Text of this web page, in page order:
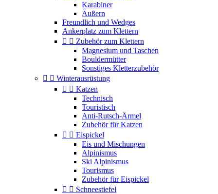
Karabiner
Äußern
Freundlich und Wedges
Ankerplatz zum Klettern
  Zubehör zum Klettern
Magnesium und Taschen
Bouldermütter
Sonstiges Kletterzubehör
  Winterausrüstung
  Katzen
Technisch
Touristisch
Anti-Rutsch-Ärmel
Zubehör für Katzen
  Eispickel
Eis und Mischungen
Alpinismus
Ski Alpinismus
Tourismus
Zubehör für Eispickel
  Schneestiefel